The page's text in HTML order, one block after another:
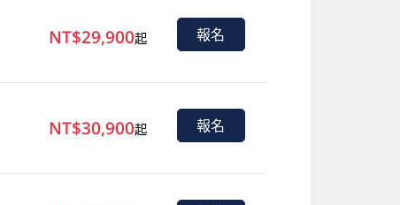
NT$29,900起 報名
NT$30,900起 報名